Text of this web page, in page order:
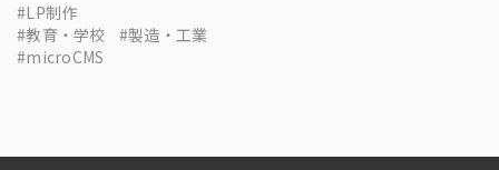
LP制作
教育・学校
製造・工業
microCMS